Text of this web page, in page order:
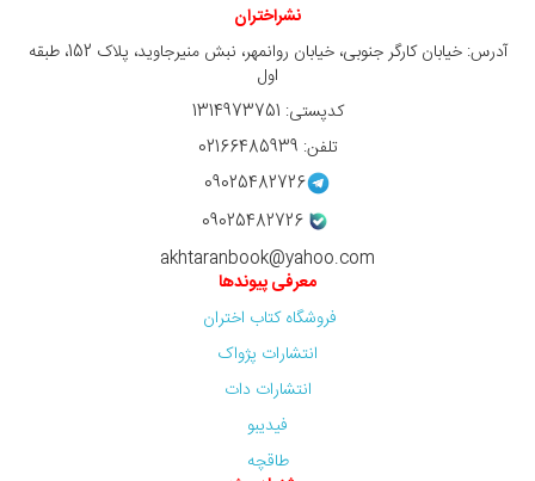
نشراختران
آدرس: خیابان کارگر جنوبی، خیابان روانمهر، نبش منیرجاوید، پلاک 152، طبقه
اول
کدپستی: 1314973751
تلفن: 02166485939
09025482726
09025482726
akhtaranbook@yahoo.com
معرفی پیوندها
فروشگاه کتاب اختران
انتشارات پژواک
انتشارات دات
فیدیبو
طاقچه